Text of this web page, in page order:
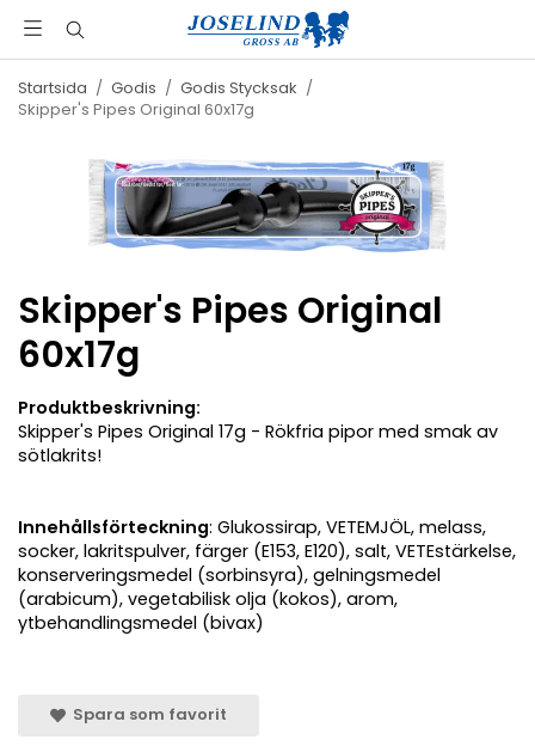
Startsida / Godis / Godis Stycksak /
Skipper's Pipes Original 60x17g
Skipper's Pipes Original
60x17g
Produktbeskrivning:
Skipper's Pipes Original 17g - Rökfria pipor med smak av
sötlakrits!
Innehållsförteckning: Glukossirap, VETEMJÖL, melass,
socker, lakritspulver, färger (E153, E120), salt, VETEstärkelse,
konserveringsmedel (sorbinsyra), gelningsmedel
(arabicum), vegetabilisk olja (kokos), arom,
ytbehandlingsmedel (bivax)
Spara som favorit